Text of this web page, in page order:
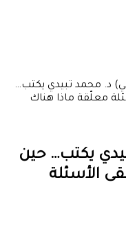
د. محمد تبيدي يكتب…
معلّقة ماذا هناك
يكتب… حين
الأسئلة